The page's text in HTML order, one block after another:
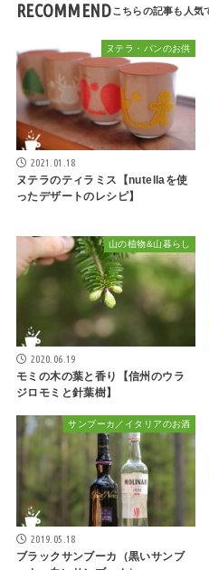
RECOMMEND
ヌテラ・パンのお供
2021.01.18
ヌテラのティラミス【nutellaを使
ったデザートのレシピ】
山の植物&山暮らし
2020.06.19
モミの木の葉と香り【信州のウラ
ジロモミと針葉樹】
サンブーカ／イタリアのお酒
2019.05.18
ブラックサンブーカ（黒いサンブ